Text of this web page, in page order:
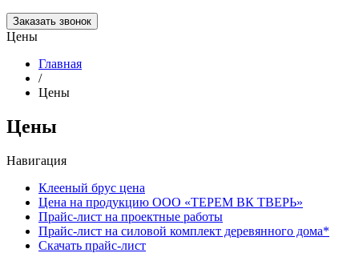
Заказать звонок
Цены
Главная
/
Цены
Цены
Навигация
Клееный брус цена
Цена на продукцию ООО «ТЕРЕМ ВК ТВЕРЬ»
Прайс-лист на проектные работы
Прайс-лист на силовой комплект деревянного дома*
Скачать прайс-лист